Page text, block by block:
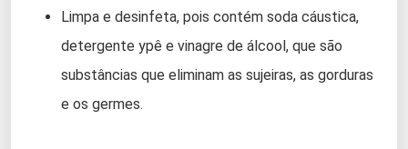
Limpa e desinfeta, pois contém soda cáustica,
detergente ypê e vinagre de álcool, que são
substâncias que eliminam as sujeiras, as gorduras
e os germes.